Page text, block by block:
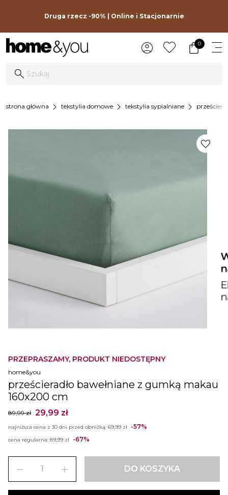
Druga rzecz -90% | Online i Stacjonarnie
0
strona główna chevron_right tekstylia domowe chevron_right tekstylia sypialniane chevron_right
PRZEPRASZAMY, PRODUKT NIEDOSTĘPNY
home&you
prześcieradło bawełniane z gumką makau
160x200 cm
89,99 zł 29,99 zł
najniższa cena z 30 dni przed obniżką: 69,99 zł -57%
cena regularna: 89,99 zł -67%
remove add DO KOSZYKA
favorite